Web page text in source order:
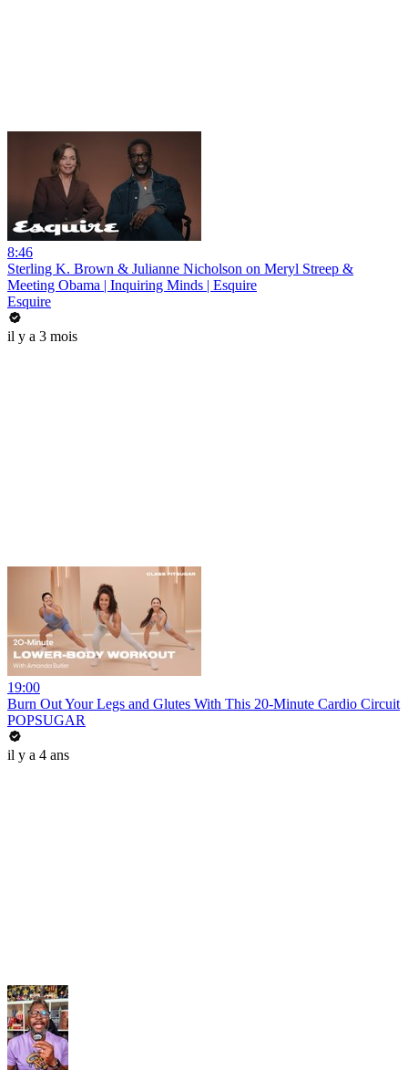
8:46
Sterling K. Brown & Julianne Nicholson on Meryl Streep &
Meeting Obama | Inquiring Minds | Esquire
Esquire
il y a 3 mois
19:00
Burn Out Your Legs and Glutes With This 20-Minute Cardio Circuit
POPSUGAR
il y a 4 ans